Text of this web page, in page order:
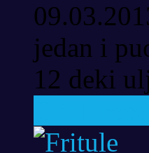
jedan i
12 deki